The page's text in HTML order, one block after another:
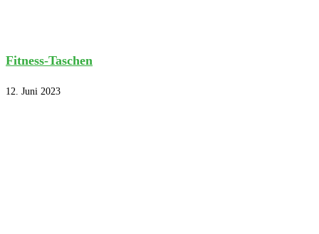
Fitness-Taschen
12. Juni 2023